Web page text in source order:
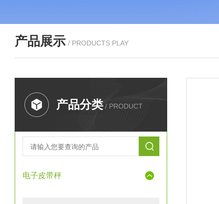
产品展示 / PRODUCTS PLAY
产品分类 / PRODUCT
电子皮带秤